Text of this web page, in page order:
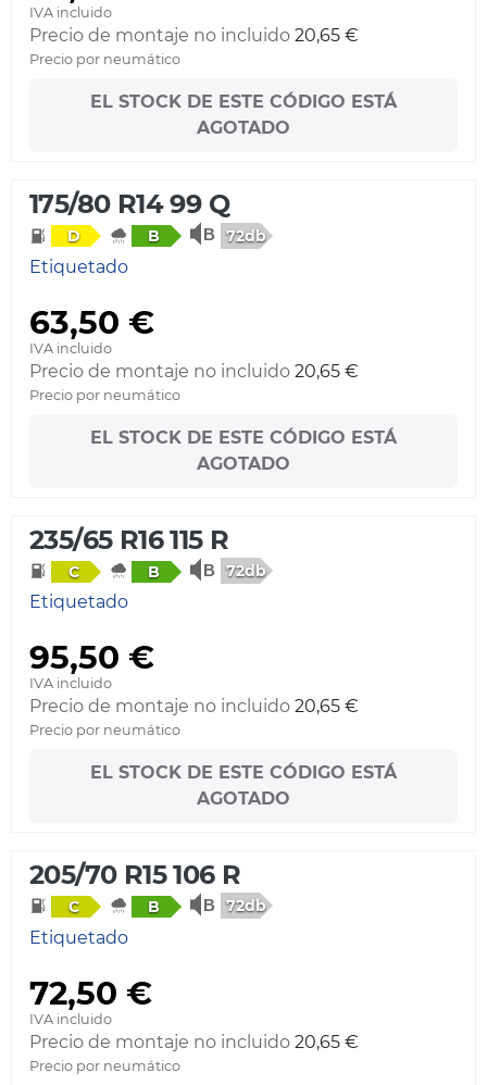
IVA incluido
Precio de montaje no incluido 20,65 €
Precio por neumático
EL STOCK DE ESTE CÓDIGO ESTÁ
AGOTADO
175/80 R14 99 Q
D B 72db
Etiquetado
63,50 €
IVA incluido
Precio de montaje no incluido 20,65 €
Precio por neumático
EL STOCK DE ESTE CÓDIGO ESTÁ
AGOTADO
235/65 R16 115 R
C B 72db
Etiquetado
95,50 €
IVA incluido
Precio de montaje no incluido 20,65 €
Precio por neumático
EL STOCK DE ESTE CÓDIGO ESTÁ
AGOTADO
205/70 R15 106 R
C B 72db
Etiquetado
72,50 €
IVA incluido
Precio de montaje no incluido 20,65 €
Precio por neumático